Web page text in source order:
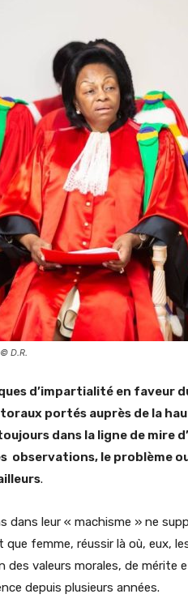
D.R.
d’impartialité en faveur
portés auprès de la
dans la ligne de mire
observations, le problème
.
dans leur « machisme » ne
femme, réussir là où, eux,
des valeurs morales, de
depuis plusieurs années.